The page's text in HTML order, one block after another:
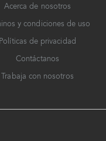
Acerca de nosotros
y condiciones de uso
Políticas de privacidad
Contáctanos
Trabaja con nosotros